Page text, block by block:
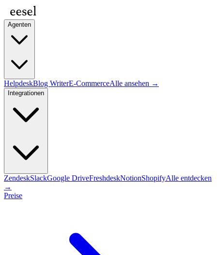
Agenten
HelpdeskBlog WriterE-CommerceAlle ansehen →
Integrationen
ZendeskSlackGoogle DriveFreshdeskNotionShopifyAlle entdecken
→
Preise